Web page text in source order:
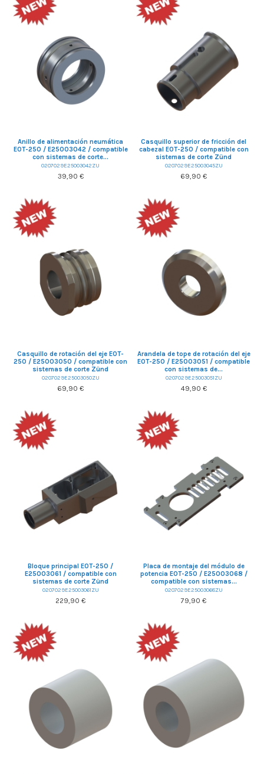
Anillo de alimentación neumática
EOT-250 / E25003042 / compatible
con sistemas de corte...
0207029E25003042ZU
39,90 €
Casquillo superior de fricción del
cabezal EOT-250 / compatible con
sistemas de corte Zünd
0207029E25003045ZU
69,90 €
Casquillo de rotación del eje EOT-
250 / E25003050 / compatible con
sistemas de corte Zünd
0207029E25003050ZU
69,90 €
Arandela de tope de rotación del eje
EOT-250 / E25003051 / compatible
con sistemas de...
0207029E25003051ZU
49,90 €
Bloque principal EOT-250 /
E25003061 / compatible con
sistemas de corte Zünd
0207029E25003061ZU
229,90 €
Placa de montaje del módulo de
potencia EOT-250 / E25003068 /
compatible con sistemas...
0207029E25003068ZU
79,90 €